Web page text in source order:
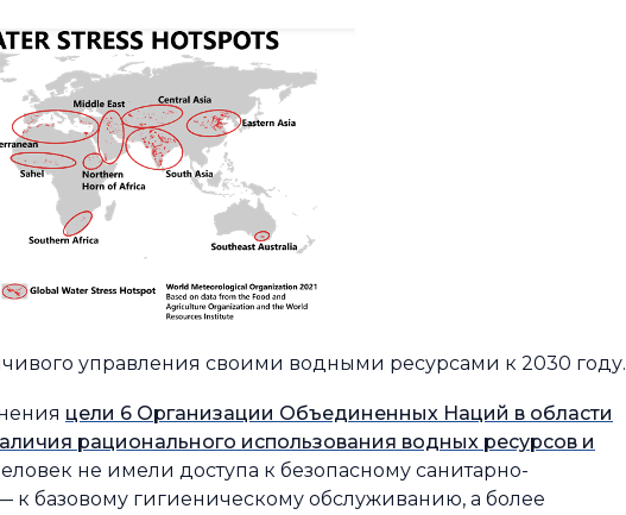
управления своими водными ресурсами к 2030 году.
цели 6 Организации Объединенных Наций в области
рационального использования водных ресурсов и
не имели доступа к безопасному санитарно-
базовому гигиеническому обслуживанию, а более